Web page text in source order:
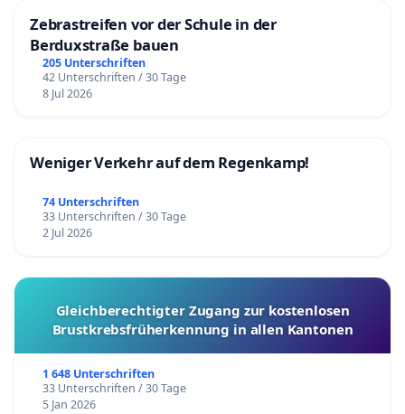
Zebrastreifen vor der Schule in der
Berduxstraße bauen
205 Unterschriften
42 Unterschriften / 30 Tage
8 Jul 2026
Weniger Verkehr auf dem Regenkamp!
74 Unterschriften
33 Unterschriften / 30 Tage
2 Jul 2026
Gleichberechtigter Zugang zur kostenlosen
Brustkrebsfrüherkennung in allen Kantonen
1 648 Unterschriften
33 Unterschriften / 30 Tage
5 Jan 2026